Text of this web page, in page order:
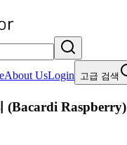
About UsLogin 고급 검색
(Bacardi Raspberry)